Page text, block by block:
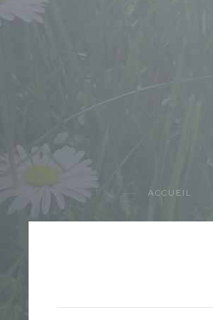
ACCUEIL